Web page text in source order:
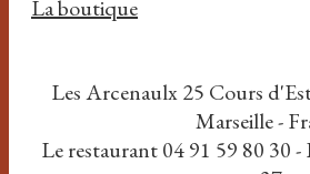
La boutique
Les Arcenaulx 25 Cours
Marseille -
Le restaurant 04 91 59 80 30